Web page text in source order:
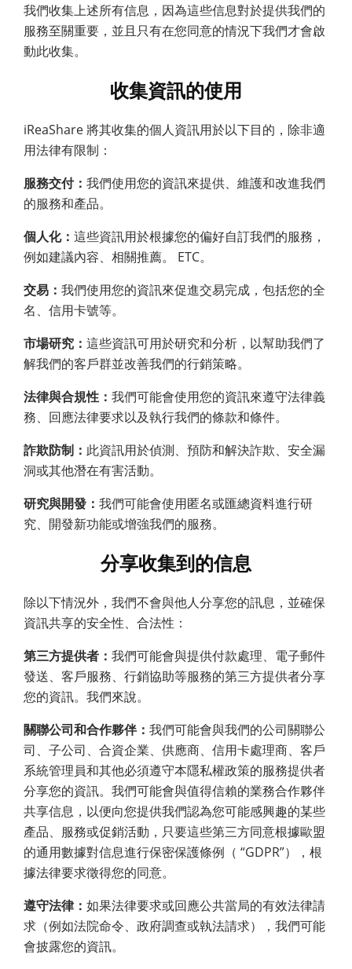
我們收集上述所有信息，因為這些信息對於提供我們的
服務至關重要，並且只有在您同意的情況下我們才會啟
動此收集。
收集資訊的使用
iReaShare 將其收集的個人資訊用於以下目的，除非適
用法律有限制：
服務交付： 我們使用您的資訊來提供、維護和改進我們
的服務和產品。
個人化： 這些資訊用於根據您的偏好自訂我們的服務，
例如建議內容、相關推薦。 ETC。
交易： 我們使用您的資訊來促進交易完成，包括您的全
名、信用卡號等。
市場研究： 這些資訊可用於研究和分析，以幫助我們了
解我們的客戶群並改善我們的行銷策略。
法律與合規性： 我們可能會使用您的資訊來遵守法律義
務、回應法律要求以及執行我們的條款和條件。
詐欺防制： 此資訊用於偵測、預防和解決詐欺、安全漏
洞或其他潛在有害活動。
研究與開發： 我們可能會使用匿名或匯總資料進行研
究、開發新功能或增強我們的服務。
分享收集到的信息
除以下情況外，我們不會與他人分享您的訊息，並確保
資訊共享的安全性、合法性：
第三方提供者： 我們可能會與提供付款處理、電子郵件
發送、客戶服務、行銷協助等服務的第三方提供者分享
您的資訊。我們來說。
關聯公司和合作夥伴： 我們可能會與我們的公司關聯公
司、子公司、合資企業、供應商、信用卡處理商、客戶
系統管理員和其他必須遵守本隱私權政策的服務提供者
分享您的資訊。我們可能會與值得信賴的業務合作夥伴
共享信息，以便向您提供我們認為您可能感興趣的某些
產品、服務或促銷活動，只要這些第三方同意根據歐盟
的通用數據對信息進行保密保護條例（ “GDPR”），根
據法律要求徵得您的同意。
遵守法律： 如果法律要求或回應公共當局的有效法律請
求（例如法院命令、政府調查或執法請求），我們可能
會披露您的資訊。